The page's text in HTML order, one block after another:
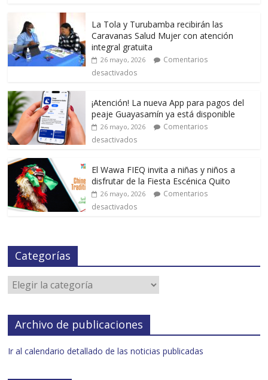
La Tola y Turubamba recibirán las
Caravanas Salud Mujer con atención
integral gratuita
26 mayo, 2026
Comentarios
desactivados
¡Atención! La nueva App para pagos del
peaje Guayasamín ya está disponible
26 mayo, 2026
Comentarios
desactivados
El Wawa FIEQ invita a niñas y niños a
disfrutar de la Fiesta Escénica Quito
26 mayo, 2026
Comentarios
desactivados
Categorías
Archivo de publicaciones
Ir al calendario detallado de las noticias publicadas